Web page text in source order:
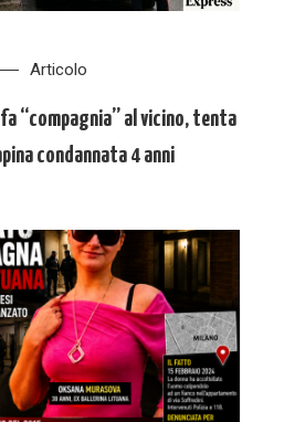
Articolo
“compagnia” al vicino, tenta
condannata 4 anni